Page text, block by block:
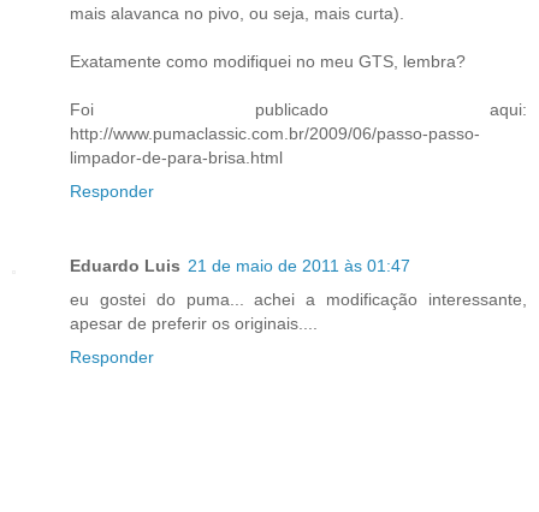
mais alavanca no pivo, ou seja, mais curta).
Exatamente como modifiquei no meu GTS, lembra?
Foi publicado aqui:
http://www.pumaclassic.com.br/2009/06/passo-passo-
limpador-de-para-brisa.html
Responder
Eduardo Luis 21 de maio de 2011 às 01:47
eu gostei do puma... achei a modificação interessante,
apesar de preferir os originais....
Responder